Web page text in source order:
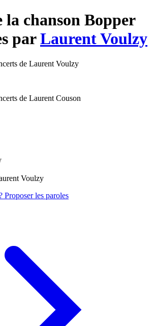
la chanson Bopper
parLaurent Voulzy
de Laurent Voulzy
de Laurent Couson
Voulzy
Proposer les paroles